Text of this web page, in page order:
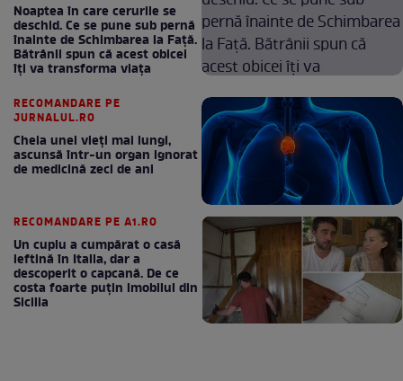
Noaptea în care cerurile se
deschid. Ce se pune sub pernă
înainte de Schimbarea la Față.
Bătrânii spun că acest obicei
îți va transforma viața
RECOMANDARE PE
JURNALUL.RO
Cheia unei vieți mai lungi,
ascunsă într-un organ ignorat
de medicină zeci de ani
RECOMANDARE PE A1.RO
Un cuplu a cumpărat o casă
ieftină în Italia, dar a
descoperit o capcană. De ce
costa foarte puțin imobilul din
Sicilia